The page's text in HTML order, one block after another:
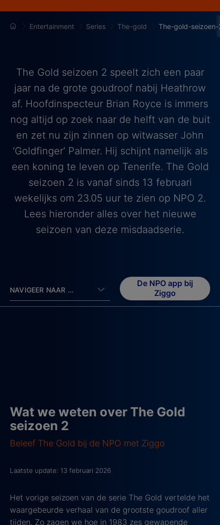
Entertainment Series The-gold The-gold-seizoen-
The Gold seizoen 2 speelt zich een paar
jaar na de grote goudroof nabij Heathrow
af. Hoofdinspecteur Brian Royce is immers
nog altijd op zoek naar de helft van de buit
en zet nu zijn zinnen op witwasser John
‘Goldfinger’ Palmer. Hij schijnt namelijk als
een koning te leven op Tenerife. The Gold
seizoen 2 is vanaf sinds 13 februari
wekelijks om 23.05 uur te zien op NPO 2.
Lees hieronder alles over het nieuwe
seizoen van deze misdaadserie.
NAVIGEER NAAR ...
De NPO app bij
Ziggo
Wat we weten over The Gold
seizoen 2
Beleef The Gold bij de NPO met Ziggo
Laatste update: 13 februari 2026
Het vorige seizoen van de serie The Gold vertelde het
waargebeurde verhaal van de grootste goudroof aller
tijden. Zo zagen we hoe in 1983 zes gewapende